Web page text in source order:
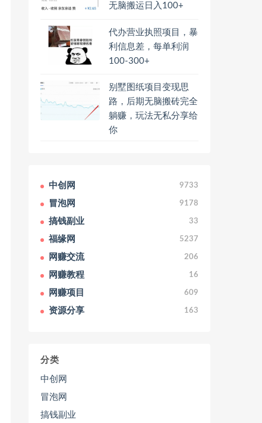
无脑搬运日入100+
代办营业执照项目，暴
利信息差，每单利润
100-300+
别墅图纸项目变现思
路，后期无脑搬砖完全
躺赚，玩法无私分享给
你
中创网 9733
冒泡网 9178
搞钱副业 33
福缘网 5237
网赚交流 206
网赚教程 16
网赚项目 609
资源分享 163
分类
中创网
冒泡网
搞钱副业